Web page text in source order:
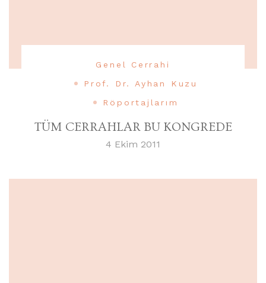
Genel Cerrahi
Prof. Dr. Ayhan Kuzu
Röportajlarım
TÜM CERRAHLAR BU KONGREDE
4 Ekim 2011